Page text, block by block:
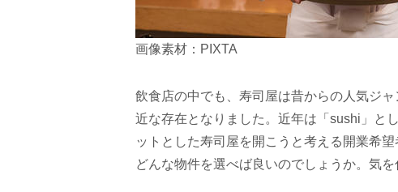
画像素材：PIXTA
飲食店の中でも、寿司屋は昔からの人気ジ
近な存在となりました。近年は「sushi」と
ットとした寿司屋を開こうと考える開業希
どんな物件を選べば良いのでしょうか。気